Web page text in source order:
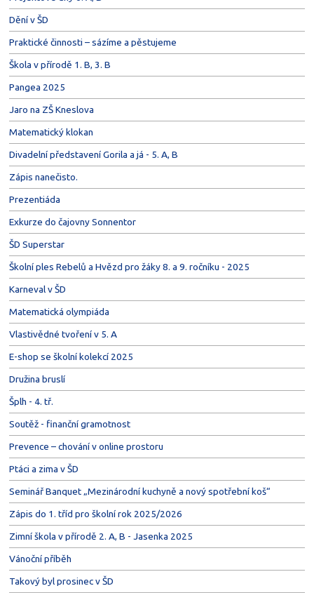
Dění v ŠD
Praktické činnosti – sázíme a pěstujeme
Škola v přírodě 1. B, 3. B
Pangea 2025
Jaro na ZŠ Kneslova
Matematický klokan
Divadelní představení Gorila a já - 5. A, B
Zápis nanečisto.
Prezentiáda
Exkurze do čajovny Sonnentor
ŠD Superstar
Školní ples Rebelů a Hvězd pro žáky 8. a 9. ročníku - 2025
Karneval v ŠD
Matematická olympiáda
Vlastivědné tvoření v 5. A
E-shop se školní kolekcí 2025
Družina bruslí
Šplh - 4. tř.
Soutěž - finanční gramotnost
Prevence – chování v online prostoru
Ptáci a zima v ŠD
Seminář Banquet „Mezinárodní kuchyně a nový spotřební koš“
Zápis do 1. tříd pro školní rok 2025/2026
Zimní škola v přírodě 2. A, B - Jasenka 2025
Vánoční příběh
Takový byl prosinec v ŠD